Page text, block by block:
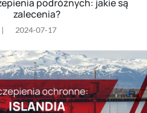
podróżnych: jakie są
zalecenia?
| 2024-07-17